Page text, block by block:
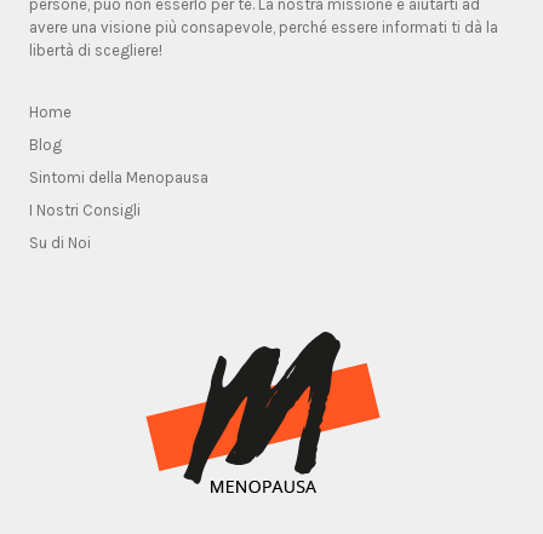
persone, può non esserlo per te. La nostra missione è aiutarti ad
avere una visione più consapevole, perché essere informati ti dà la
libertà di scegliere!
Home
Blog
Sintomi della Menopausa
I Nostri Consigli
Su di Noi